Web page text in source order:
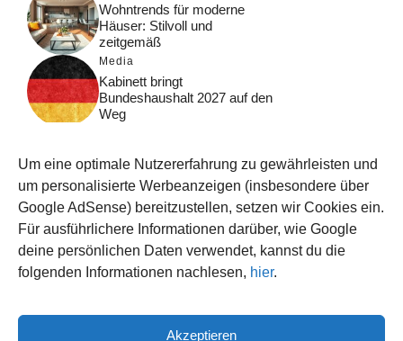
Um eine optimale Nutzererfahrung zu gewährleisten und
um personalisierte Werbeanzeigen (insbesondere über
Google AdSense) bereitzustellen, setzen wir Cookies ein.
Für ausführlichere Informationen darüber, wie Google
deine persönlichen Daten verwendet, kannst du die
folgenden Informationen nachlesen, hier.
Akzeptieren
Wohntrends für moderne
Häuser: Stilvoll und
zeitgemäß
Media
Kabinett bringt
Bundeshaushalt 2027 auf den
Weg
Funktionsweise, Prozesse
und Rankinglogik
Computer
Wieso habe ich im moment
kein Internet?